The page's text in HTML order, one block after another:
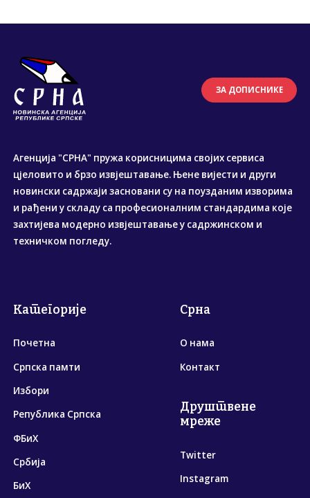
ЗА ДОПИСНИКЕ
Агенција "СРНА" пружа корисницима својих сервиса
цјеловито и брзо извјештавање. Њене вијести и други
новински садржаји засновани су на поузданим изворима
и рађени у складу са професионалним стандардима које
захтијева модерно извјештавање у садржинском и
техничком погледу.
Категорије
Почетна
Српска памти
Избори
Република Српска
ФБиХ
Србија
БиХ
Срна
О нама
Контакт
Друштвене
мреже
Twitter
Instagram